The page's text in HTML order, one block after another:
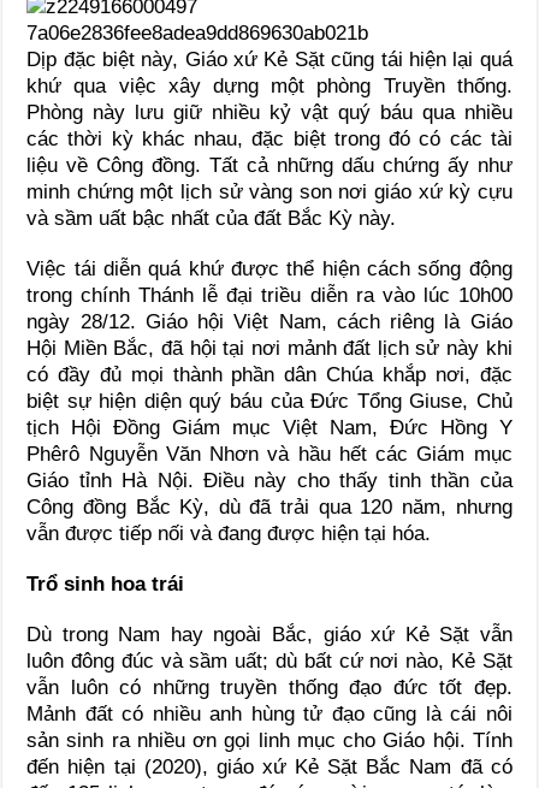
Dịp đặc biệt này, Giáo xứ Kẻ Sặt cũng tái hiện lại quá
khứ qua việc xây dựng một phòng Truyền thống.
Phòng này lưu giữ nhiều kỷ vật quý báu qua nhiều
các thời kỳ khác nhau, đặc biệt trong đó có các tài
liệu về Công đồng. Tất cả những dấu chứng ấy như
minh chứng một lịch sử vàng son nơi giáo xứ kỳ cựu
và sầm uất bậc nhất của đất Bắc Kỳ này.
Việc tái diễn quá khứ được thể hiện cách sống động
trong chính Thánh lễ đại triều diễn ra vào lúc 10h00
ngày 28/12. Giáo hội Việt Nam, cách riêng là Giáo
Hội Miền Bắc, đã hội tại nơi mảnh đất lịch sử này khi
có đầy đủ mọi thành phần dân Chúa khắp nơi, đặc
biệt sự hiện diện quý báu của Đức Tổng Giuse, Chủ
tịch Hội Đồng Giám mục Việt Nam, Đức Hồng Y
Phêrô Nguyễn Văn Nhơn và hầu hết các Giám mục
Giáo tỉnh Hà Nội. Điều này cho thấy tinh thần của
Công đồng Bắc Kỳ, dù đã trải qua 120 năm, nhưng
vẫn được tiếp nối và đang được hiện tại hóa.
Trổ sinh hoa trái
Dù trong Nam hay ngoài Bắc, giáo xứ Kẻ Sặt vẫn
luôn đông đúc và sầm uất; dù bất cứ nơi nào, Kẻ Sặt
vẫn luôn có những truyền thống đạo đức tốt đẹp.
Mảnh đất có nhiều anh hùng tử đạo cũng là cái nôi
sản sinh ra nhiều ơn gọi linh mục cho Giáo hội. Tính
đến hiện tại (2020), giáo xứ Kẻ Sặt Bắc Nam đã có